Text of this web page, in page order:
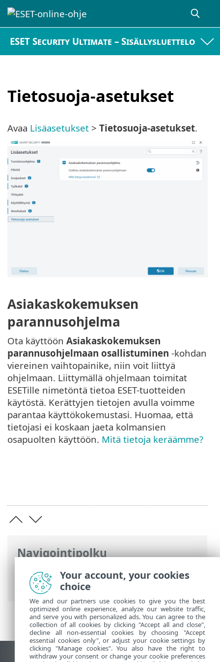
ESET Security Ultimate – Sisällysluettelo
Tietosuoja-asetukset
Navigointipolku
ESET-online-ohje>ESET Security Ultimate
Lisäasetukset> Tietosuoja-asetukset
Avaa Lisäasetukset > Tietosuoja-asetukset.
Asiakaskokemuksen
parannusohjelma
Ota käyttöön Asiakaskokemuksen
parannusohjelmaan osallistuminen -kohdan
viereinen vaihtopainike, niin voit liittyä
ohjelmaan. Liittymällä ohjelmaan toimitat
ESETille nimetöntä tietoa ESET-tuotteiden
käytöstä. Kerättyjen tietojen avulla voimme
parantaa käyttökokemustasi. Huomaa, että
tietojasi ei koskaan jaeta kolmansien
osapuolten käyttöön. Mitä tietoja keräämme?
Your account, your cookies
choice
We and our partners use cookies to give you the best
optimized online experience, analyze our website traffic,
and serve you with personalized ads. You can agree to the
collection of all cookies by clicking "Accept all and close",
decline all non-essential cookies by choosing "Accept
essential cookies only", or adjust your cookie settings by
clicking "Manage cookies". You also have the right to
withdraw your consent or change your cookie preferences